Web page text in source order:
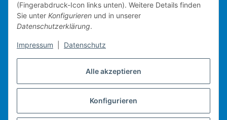
Alle akzeptieren
Konfigurieren
(Fingerabdruck-Icon links unten). Weitere Details finden
Sie unter Konfigurieren und in unserer
Datenschutzerklärung.
Impressum Datenschutz
Technische Umsetzung.
mobiles Kassensystem
Warenwirtschaft
Michael Heiler / Bonn
Vertrag widerrufen